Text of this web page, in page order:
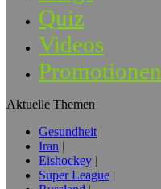
Quiz
Videos
Promotionen
Aktuelle Themen
Gesundheit
Iran
Eishockey
Super League